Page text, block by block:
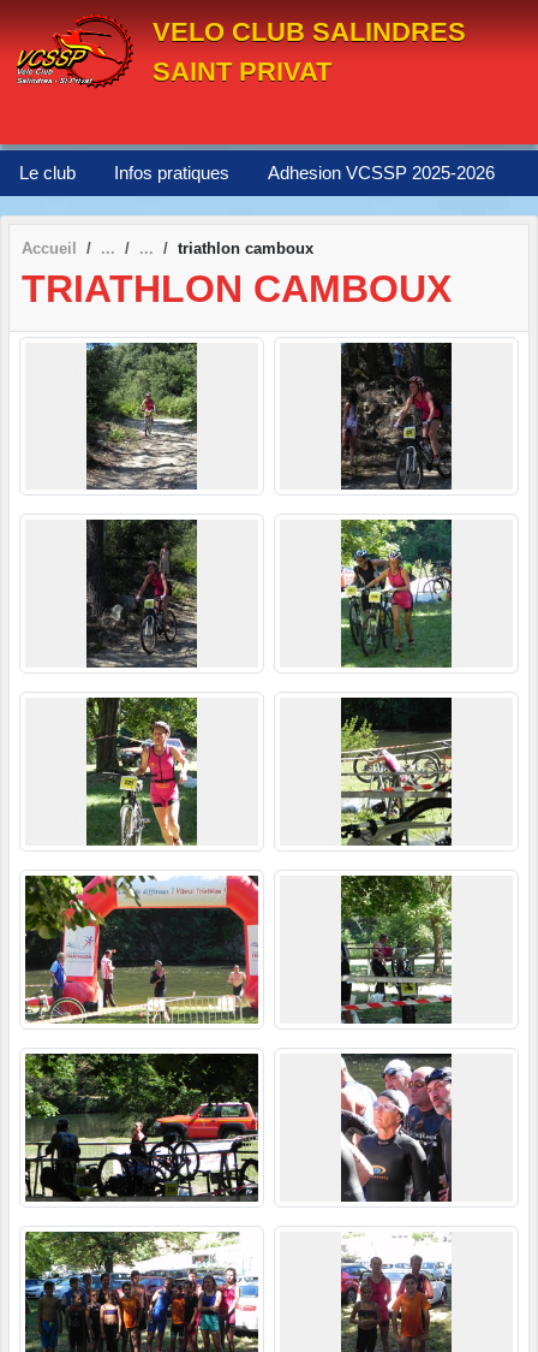
VELO CLUB SALINDRES
SAINT PRIVAT
Le club Infos pratiques Adhesion VCSSP 2025-2026
Accueil triathlon camboux
TRIATHLON CAMBOUX
Panneau de gestion des cookies